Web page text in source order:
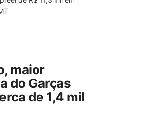
maior
do Garças
de 1,4 mil